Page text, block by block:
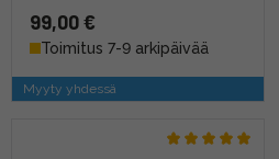
99,00 €
Toimitus 7-9 arkipäivää
Myyty yhdessä